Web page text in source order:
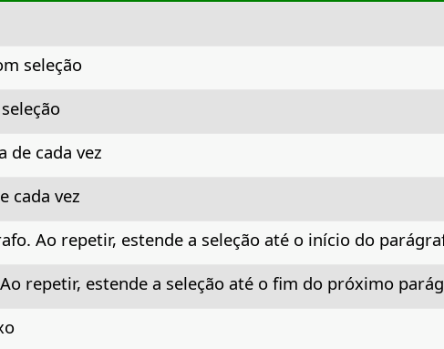
seleção
de cada vez
cada vez
Ao repetir, estende a seleção até o início do
repetir, estende a seleção até o fim do próximo